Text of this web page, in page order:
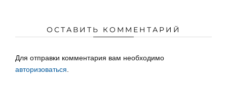
ОСТАВИТЬ КОММЕНТАРИЙ
Для отправки комментария вам необходимо
авторизоваться